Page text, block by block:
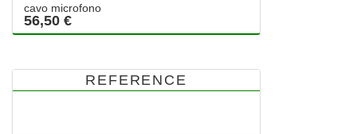
cavo microfono
56,50 €
REFERENCE